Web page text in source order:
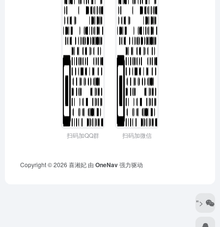
扫码加QQ群 扫码加微信
Copyright © 2026 喜湘妃 由 OneNav强力驱动
">